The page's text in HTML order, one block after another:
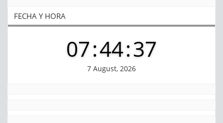
FECHA Y HORA
07:44:37
7 August, 2026